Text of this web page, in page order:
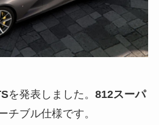
を発表しました。 812スーパ
チブル仕様です。